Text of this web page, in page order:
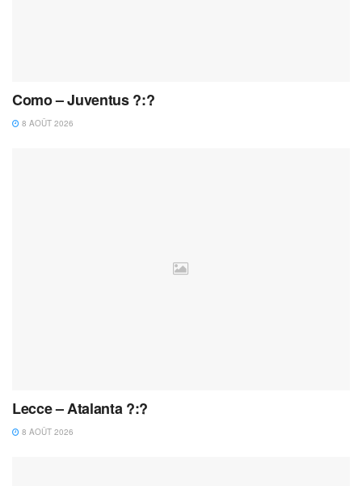
Como – Juventus ?:?
8 AOÛT 2026
Lecce – Atalanta ?:?
8 AOÛT 2026